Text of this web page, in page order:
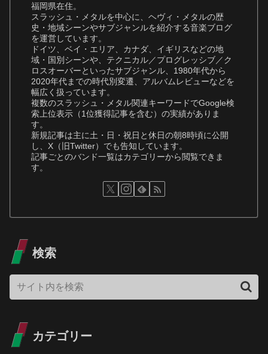
福岡県在住。
スラッシュ・メタルを中心に、ヘヴィ・メタルの歴
史・地域シーンやサブジャンルを紹介する音楽ブログ
を運営しています。
ドイツ、ベイ・エリア、カナダ、イギリスなどの地
域・国別シーンや、テクニカル／プログレッシブ／ク
ロスオーバーといったサブジャンル、1980年代から
2020年代までの時代別変遷、アルバムレビューなどを
幅広く扱っています。
複数のスラッシュ・メタル関連キーワードでGoogle検
索上位表示（1位獲得記事を含む）の実績がありま
す。
新規記事は主に土・日・祝日と休日の朝8時頃に公開
し、X（旧Twitter）でも告知しています。
記事ごとのバンド一覧はカテゴリーから閲覧できま
す。
検索
カテゴリー